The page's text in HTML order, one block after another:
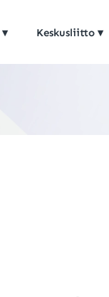
Keskusliitto